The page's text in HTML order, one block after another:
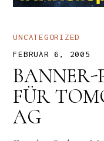
UNCATEGORIZED
FEBRUAR 6, 2005
FÜR
AG